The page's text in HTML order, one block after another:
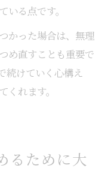
る点です。
かった場合は、無理
め直すことも重要で
続けていく心構え
れます。
るために大